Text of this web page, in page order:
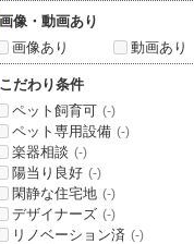
画像・動画あり
画像あり
動画あり
こだわり条件
ペット飼育可 (-)
ペット専用設備 (-)
楽器相談 (-)
陽当り良好 (-)
閑静な住宅地 (-)
デザイナーズ (-)
リノベーション済 (-)